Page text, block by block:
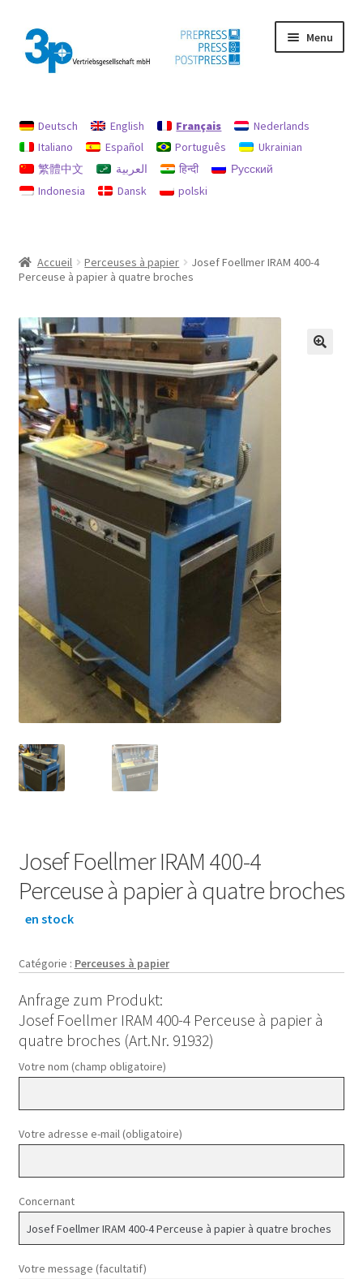
Aller
la
navigation
Aller
au
contenu
Menu
Chercher
imprimer
protection des données
Deutsch English Français
Nederlands
Italiano
Español Português
Ukrainian
繁體中文
العربية हिन्दी
Русский
Indonesia
Dansk polski
Accueil Perceuses à papier
Josef Foellmer IRAM 400-4
Perceuse à papier à quatre broches
Josef Foellmer IRAM 400-4
Perceuse à papier à quatre broches
en stock
Catégorie : Perceuses à papier
Anfrage zum Produkt:
Josef Foellmer IRAM 400-4 Perceuse à papier à
quatre broches (Art.Nr. 91932)
Votre nom (champ obligatoire)
Votre adresse e-mail (obligatoire)
Concernant
Votre message (facultatif)